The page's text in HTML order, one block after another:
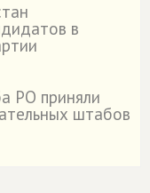
в
РО приняли
штабов